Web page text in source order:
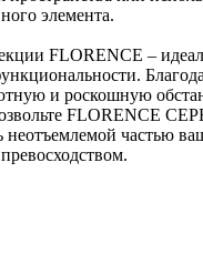
элемента.
FLORENCE –
и роскошную
FLORENCE
неотъемлемой частью